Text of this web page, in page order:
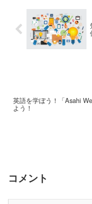
英語を学ぼう！「Asahi
よう！
コメント